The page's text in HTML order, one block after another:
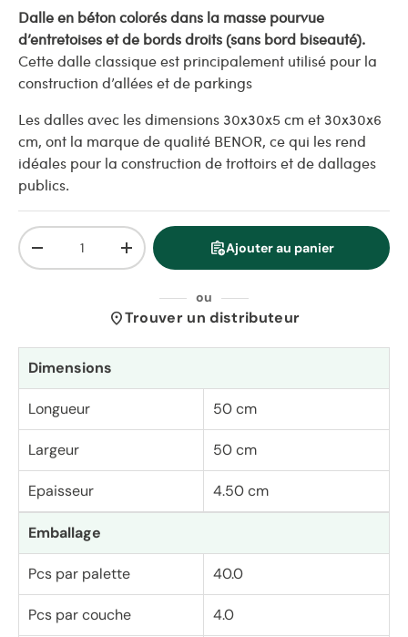
Dalle en béton colorés dans la masse pourvue
d’entretoises et de bords droits (sans bord biseauté).
Cette dalle classique est principalement utilisé pour la
construction d’allées et de parkings
Les dalles avec les dimensions 30x30x5 cm et 30x30x6
cm, ont la marque de qualité BENOR, ce qui les rend
idéales pour la construction de trottoirs et de dallages
publics.
Qté
Diminuer la quantitéAugmenter la quantité
assignment_addAjouter au panier
ou
location_onTrouver un distributeur
Dimensions
Longueur 50 cm
Largeur 50 cm
Epaisseur 4.50 cm
Emballage
Pcs par palette 40.0
Pcs par couche 4.0